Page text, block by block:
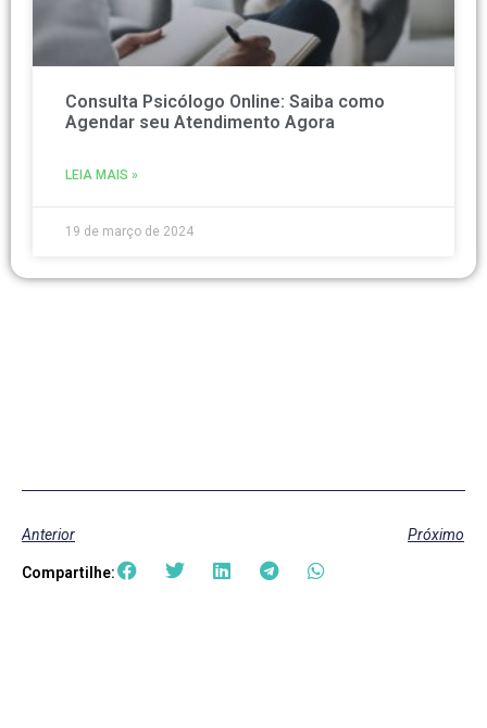
Consulta Psicólogo Online: Saiba como
Agendar seu Atendimento Agora
LEIA MAIS »
19 de março de 2024
Anterior Próximo
Compartilhe: